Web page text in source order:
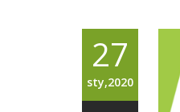
27
sty,2020